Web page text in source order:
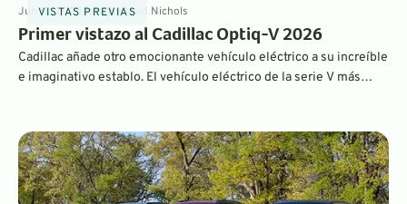
VISTAS PREVIAS
Jun 18, 2025 5minByDavid Nichols
Primer vistazo al Cadillac Optiq-V 2026
Cadillac añade otro emocionante vehículo eléctrico a su increíble
e imaginativo establo. El vehículo eléctrico de la serie V más